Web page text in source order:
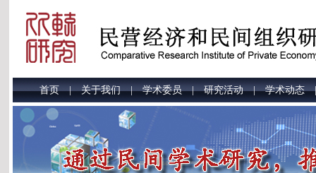
首页|关于我们|学术委员|研究活动|学术动态